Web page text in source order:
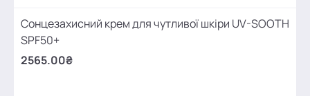
Сонцезахисний крем для чутливої шкіри UV-SOOTH
SPF50+
2565.00₴